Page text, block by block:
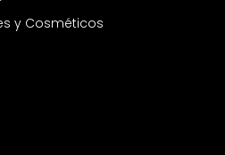
y Cosméticos